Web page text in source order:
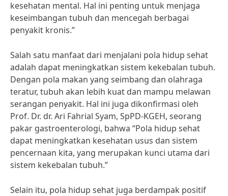
kesehatan mental. Hal ini penting untuk menjaga
keseimbangan tubuh dan mencegah berbagai
penyakit kronis.”
Salah satu manfaat dari menjalani pola hidup sehat
adalah dapat meningkatkan sistem kekebalan tubuh.
Dengan pola makan yang seimbang dan olahraga
teratur, tubuh akan lebih kuat dan mampu melawan
serangan penyakit. Hal ini juga dikonfirmasi oleh
Prof. Dr. dr. Ari Fahrial Syam, SpPD-KGEH, seorang
pakar gastroenterologi, bahwa “Pola hidup sehat
dapat meningkatkan kesehatan usus dan sistem
pencernaan kita, yang merupakan kunci utama dari
sistem kekebalan tubuh.”
Selain itu, pola hidup sehat juga berdampak positif